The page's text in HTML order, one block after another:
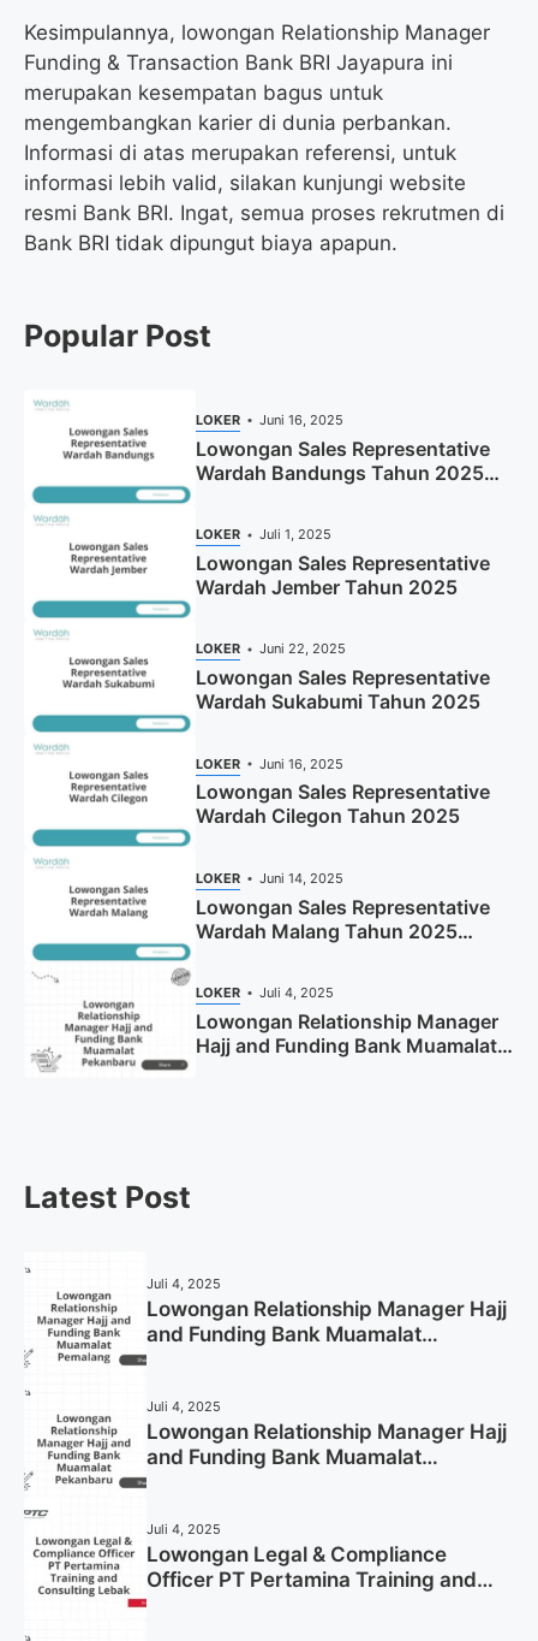
Kesimpulannya, lowongan Relationship Manager
Funding & Transaction Bank BRI Jayapura ini
merupakan kesempatan bagus untuk
mengembangkan karier di dunia perbankan.
Informasi di atas merupakan referensi, untuk
informasi lebih valid, silakan kunjungi website
resmi Bank BRI. Ingat, semua proses rekrutmen di
Bank BRI tidak dipungut biaya apapun.
Popular Post
LOKER Juni 16, 2025
Lowongan Sales Representative
Wardah Bandungs Tahun 2025
LOKER Juli 1, 2025
Lowongan Sales Representative
Wardah Jember Tahun 2025
LOKER Juni 22, 2025
Lowongan Sales Representative
Wardah Sukabumi Tahun 2025
LOKER Juni 16, 2025
Lowongan Sales Representative
Wardah Cilegon Tahun 2025
LOKER Juni 14, 2025
Lowongan Sales Representative
Wardah Malang Tahun 2025
LOKER Juli 4, 2025
Lowongan Relationship Manager
Hajj and Funding Bank Muamalat
Latest Post
Juli 4, 2025
Lowongan Relationship Manager Hajj
and Funding Bank Muamalat
Juli 4, 2025
Lowongan Relationship Manager Hajj
and Funding Bank Muamalat
Juli 4, 2025
Lowongan Legal & Compliance
Officer PT Pertamina Training and